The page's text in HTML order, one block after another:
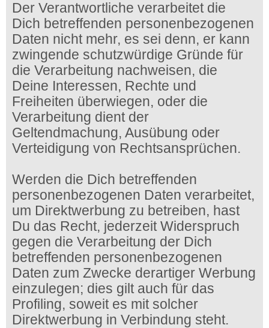
Der Verantwortliche verarbeitet die
Dich betreffenden personenbezogenen
Daten nicht mehr, es sei denn, er kann
zwingende schutzwürdige Gründe für
die Verarbeitung nachweisen, die
Deine Interessen, Rechte und
Freiheiten überwiegen, oder die
Verarbeitung dient der
Geltendmachung, Ausübung oder
Verteidigung von Rechtsansprüchen.
Werden die Dich betreffenden
personenbezogenen Daten verarbeitet,
um Direktwerbung zu betreiben, hast
Du das Recht, jederzeit Widerspruch
gegen die Verarbeitung der Dich
betreffenden personenbezogenen
Daten zum Zwecke derartiger Werbung
einzulegen; dies gilt auch für das
Profiling, soweit es mit solcher
Direktwerbung in Verbindung steht.